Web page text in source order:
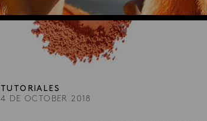
TUTORIALES
4 DE OCTOBER 2018